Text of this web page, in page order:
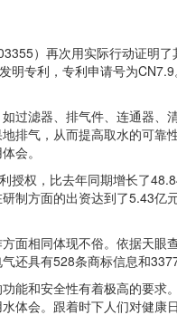
）再次用实际行动证明了
明专利，专利申请号为
滤器、排气件、连通器、
排气，从而提高取水的可
会。
权，比去年同期增长了
制方面的出资达到了5.43
相同体现不俗。依据天眼
还具有528条商标信息和
和安全性有着极高的要求
体会。跟着时下人们对健